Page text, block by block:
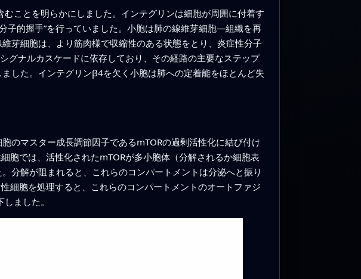
ことを明らかにしました。インテグリンは細胞が周囲に付着す
子的握手”を行っていました。小胞は肺の線維芽細胞—組織を再
芽細胞は、より筋肉様で収縮性のある状態をとり、炎症性分子
グナルカスケードに依存しており、その経路の主要なステップ
した。インテグリンβ4を欠く小胞は肺への定着能をほとんど失
のマスター成長調節因子であるmTORの過剰活性化に結び付け
胞では、活性化されたmTORが多小胞体（分解されるか細胞表
分解が阻まれると、これらのコンパートメントは分泌へと振り
細胞を処理すると、これらのコンパートメントのオートファジ
ました。